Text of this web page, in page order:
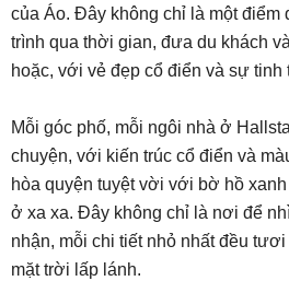
của Áo. Đây không chỉ là một điểm
trình qua thời gian, đưa du khách
hoặc, với vẻ đẹp cổ điển và sự tinh
Mỗi góc phố, mỗi ngôi nhà ở
chuyện, với kiến trúc cổ điển và
hòa quyện tuyệt vời với bờ hồ
ở xa xa. Đây không chỉ là nơi để
nhận, mỗi chi tiết nhỏ nhất đều
mặt trời lấp lánh.